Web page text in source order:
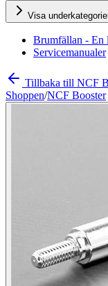
Visa
Brumfällan - En
Servicemanualer
Tillbaka till NCF
Shoppen/NCF Booster